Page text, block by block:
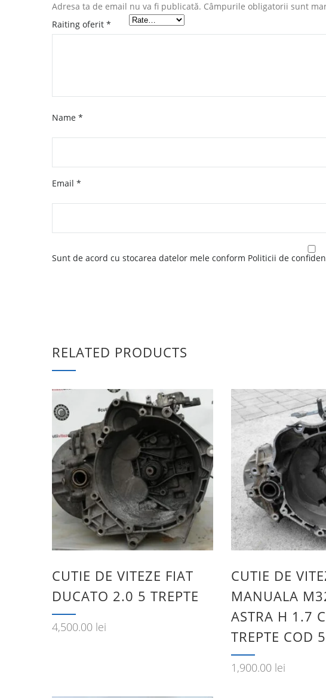
Adresa ta de email nu va fi publicată. Câmpurile obligatorii sunt
Raiting oferit *
Name *
Email *
Sunt de acord cu stocarea datelor mele conform Politicii de
RELATED PRODUCTS
CUTIE DE VITEZE FIAT
DUCATO 2.0 5 TREPTE
4,500.00 lei
CUTIE DE
MANUALA
ASTRA H 1.7
TREPTE COD
1,900.00 lei